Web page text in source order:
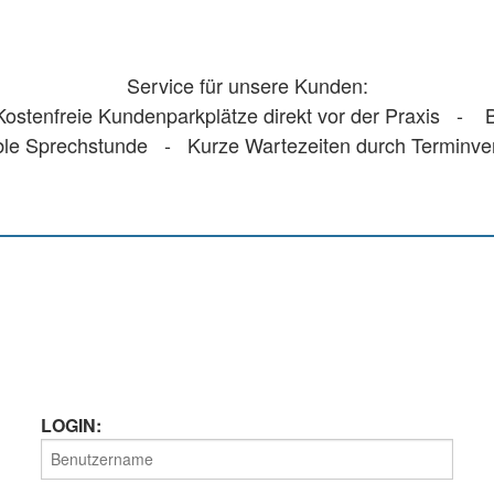
Service für unsere Kunden:
Kundenparkplätze direkt vor der Praxis -
Sprechstunde - Kurze Wartezeiten durch
LOGIN: